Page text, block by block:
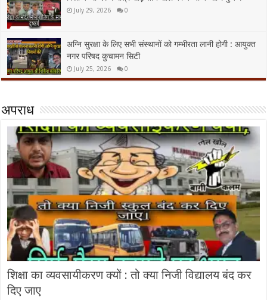
July 29, 2026 0
अग्नि सुरक्षा के लिए सभी संस्थानों को गम्भीरता लानी होगी : आयुक्त
नगर परिषद कुचामन सिटी
July 25, 2026 0
अपराध
शिक्षा का व्यवसायीकरण क्यों : तो क्या निजी विद्यालय बंद कर
दिए जाए